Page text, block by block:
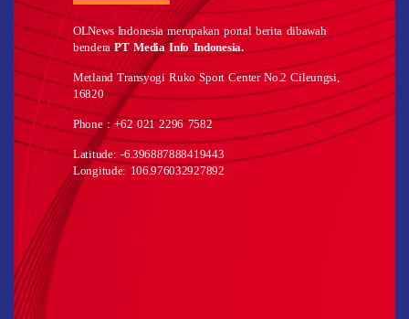
OLNews Indonesia merupakan portal berita dibawah
benderaPT Media Info Indonesia.
Metland Transyogi Ruko Sport Center No.2 Cileungsi,
16820
Phone : +62 021 2296 7582
Latitude: -6.396887888419443
Longitude: 106.976032927892